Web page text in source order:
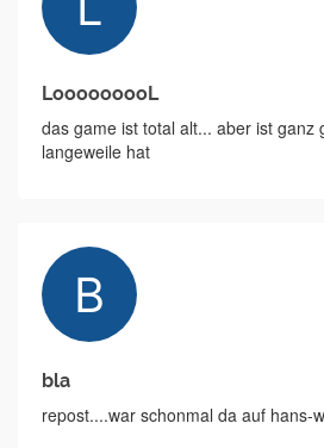
LooooooooL
das game ist total alt... aber ist ganz
langeweile hat
bla
repost....war schonmal da auf hans-